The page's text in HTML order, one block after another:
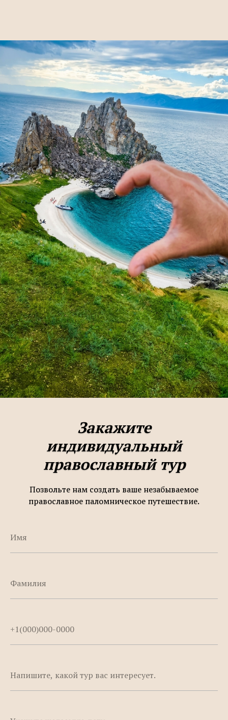
Закажите
индивидуальный
православный тур
Позвольте нам создать ваше незабываемое
православное паломническое путешествие.